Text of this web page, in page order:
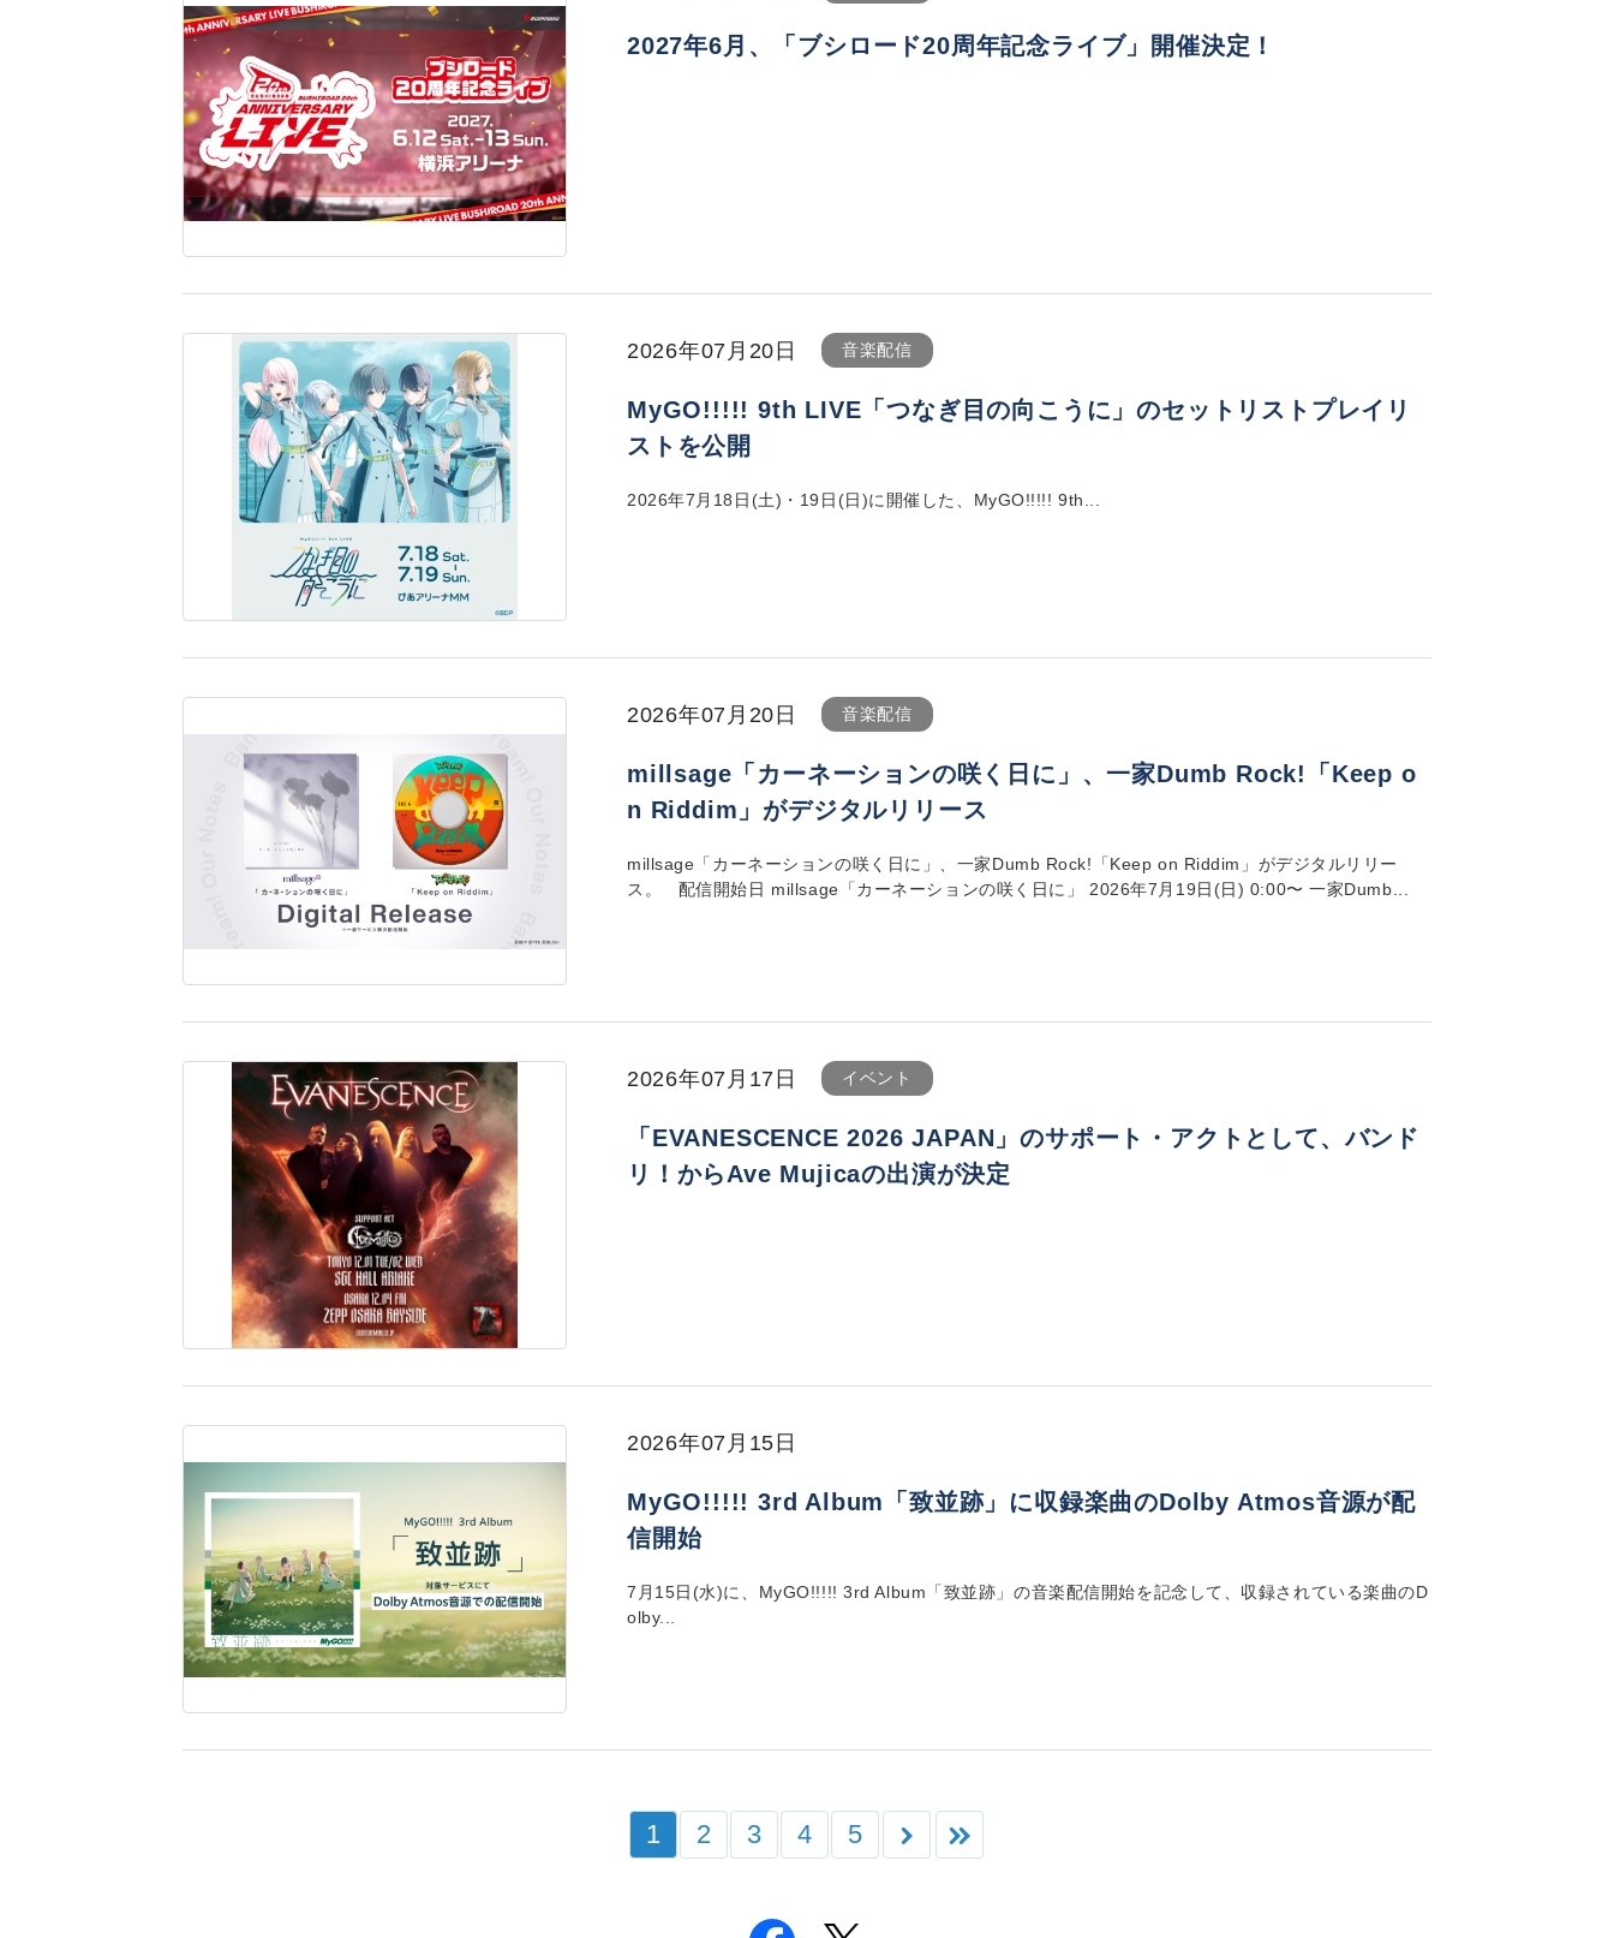
2027年6月、「ブシロード20周年記念ライブ」開催決定！
2026年07月20日 音楽配信
MyGO!!!!! 9th LIVE「つなぎ目の向こうに」のセットリストプレイリ
ストを公開
2026年7月18日(土)・19日(日)に開催した、MyGO!!!!! 9th...
2026年07月20日 音楽配信
millsage「カーネーションの咲く日に」、一家Dumb Rock!「Keep o
n Riddim」がデジタルリリース
millsage「カーネーションの咲く日に」、一家Dumb Rock!「Keep on Riddim」がデジタルリリー
ス。 配信開始日 millsage「カーネーションの咲く日に」 2026年7月19日(日) 0:00〜 一家Dumb...
2026年07月17日 イベント
「EVANESCENCE 2026 JAPAN」のサポート・アクトとして、バンド
リ！からAve Mujicaの出演が決定
2026年07月15日
MyGO!!!!! 3rd Album「致並跡」に収録楽曲のDolby Atmos音源が配
信開始
7月15日(水)に、MyGO!!!!! 3rd Album「致並跡」の音楽配信開始を記念して、収録されている楽曲のD
olby...
1 2 3 4 5